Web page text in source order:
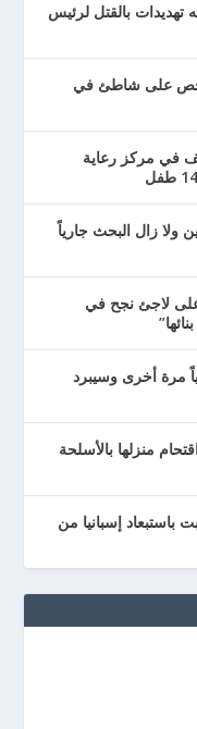
تهديدات بالقتل لرئيس
ملون يلسع أكثر من 100 شخص على شاطئ في
في مركز رعاية
زال البحث جارياً
لاجئ نجح في
مرة أخرى وسيبرد
من العمر 20 عاماً واقتحام منزلها بالأسلحة
باستبعاد إسبانيا من